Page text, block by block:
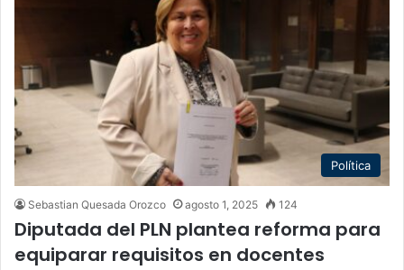
Política
Sebastian Quesada Orozco agosto 1, 2025 124
Diputada del PLN plantea reforma para
equiparar requisitos en docentes